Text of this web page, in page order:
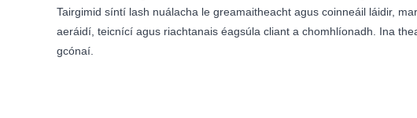
Tairgimid síntí lash nuálacha le greamaitheacht agus coinneáil láidir,
aeráidí, teicnící agus riachtanais éagsúla cliant a chomhlíonadh. Ina
gcónaí.